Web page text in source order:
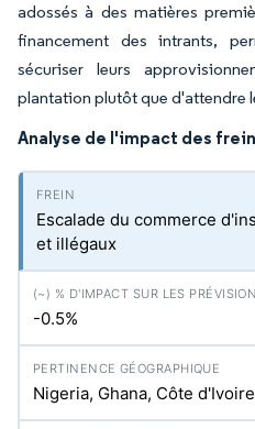
adossés à des matières
financement des intrants,
sécuriser leurs
plantation plutôt que d'attendre
Analyse de l'impact des
Escalade du commerce
et illégaux
-0.5%
Nigeria, Ghana, Côte